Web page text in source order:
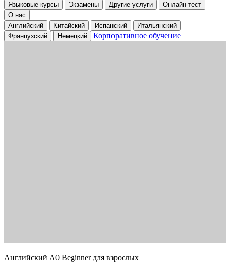
Языковые курсы Экзамены Другие услуги
Онлайн-тест
О нас
Английский
Китайский Испанский
Итальянский
Французский
Немецкий Корпоративное обучение
Английский A0 Beginner для взрослых